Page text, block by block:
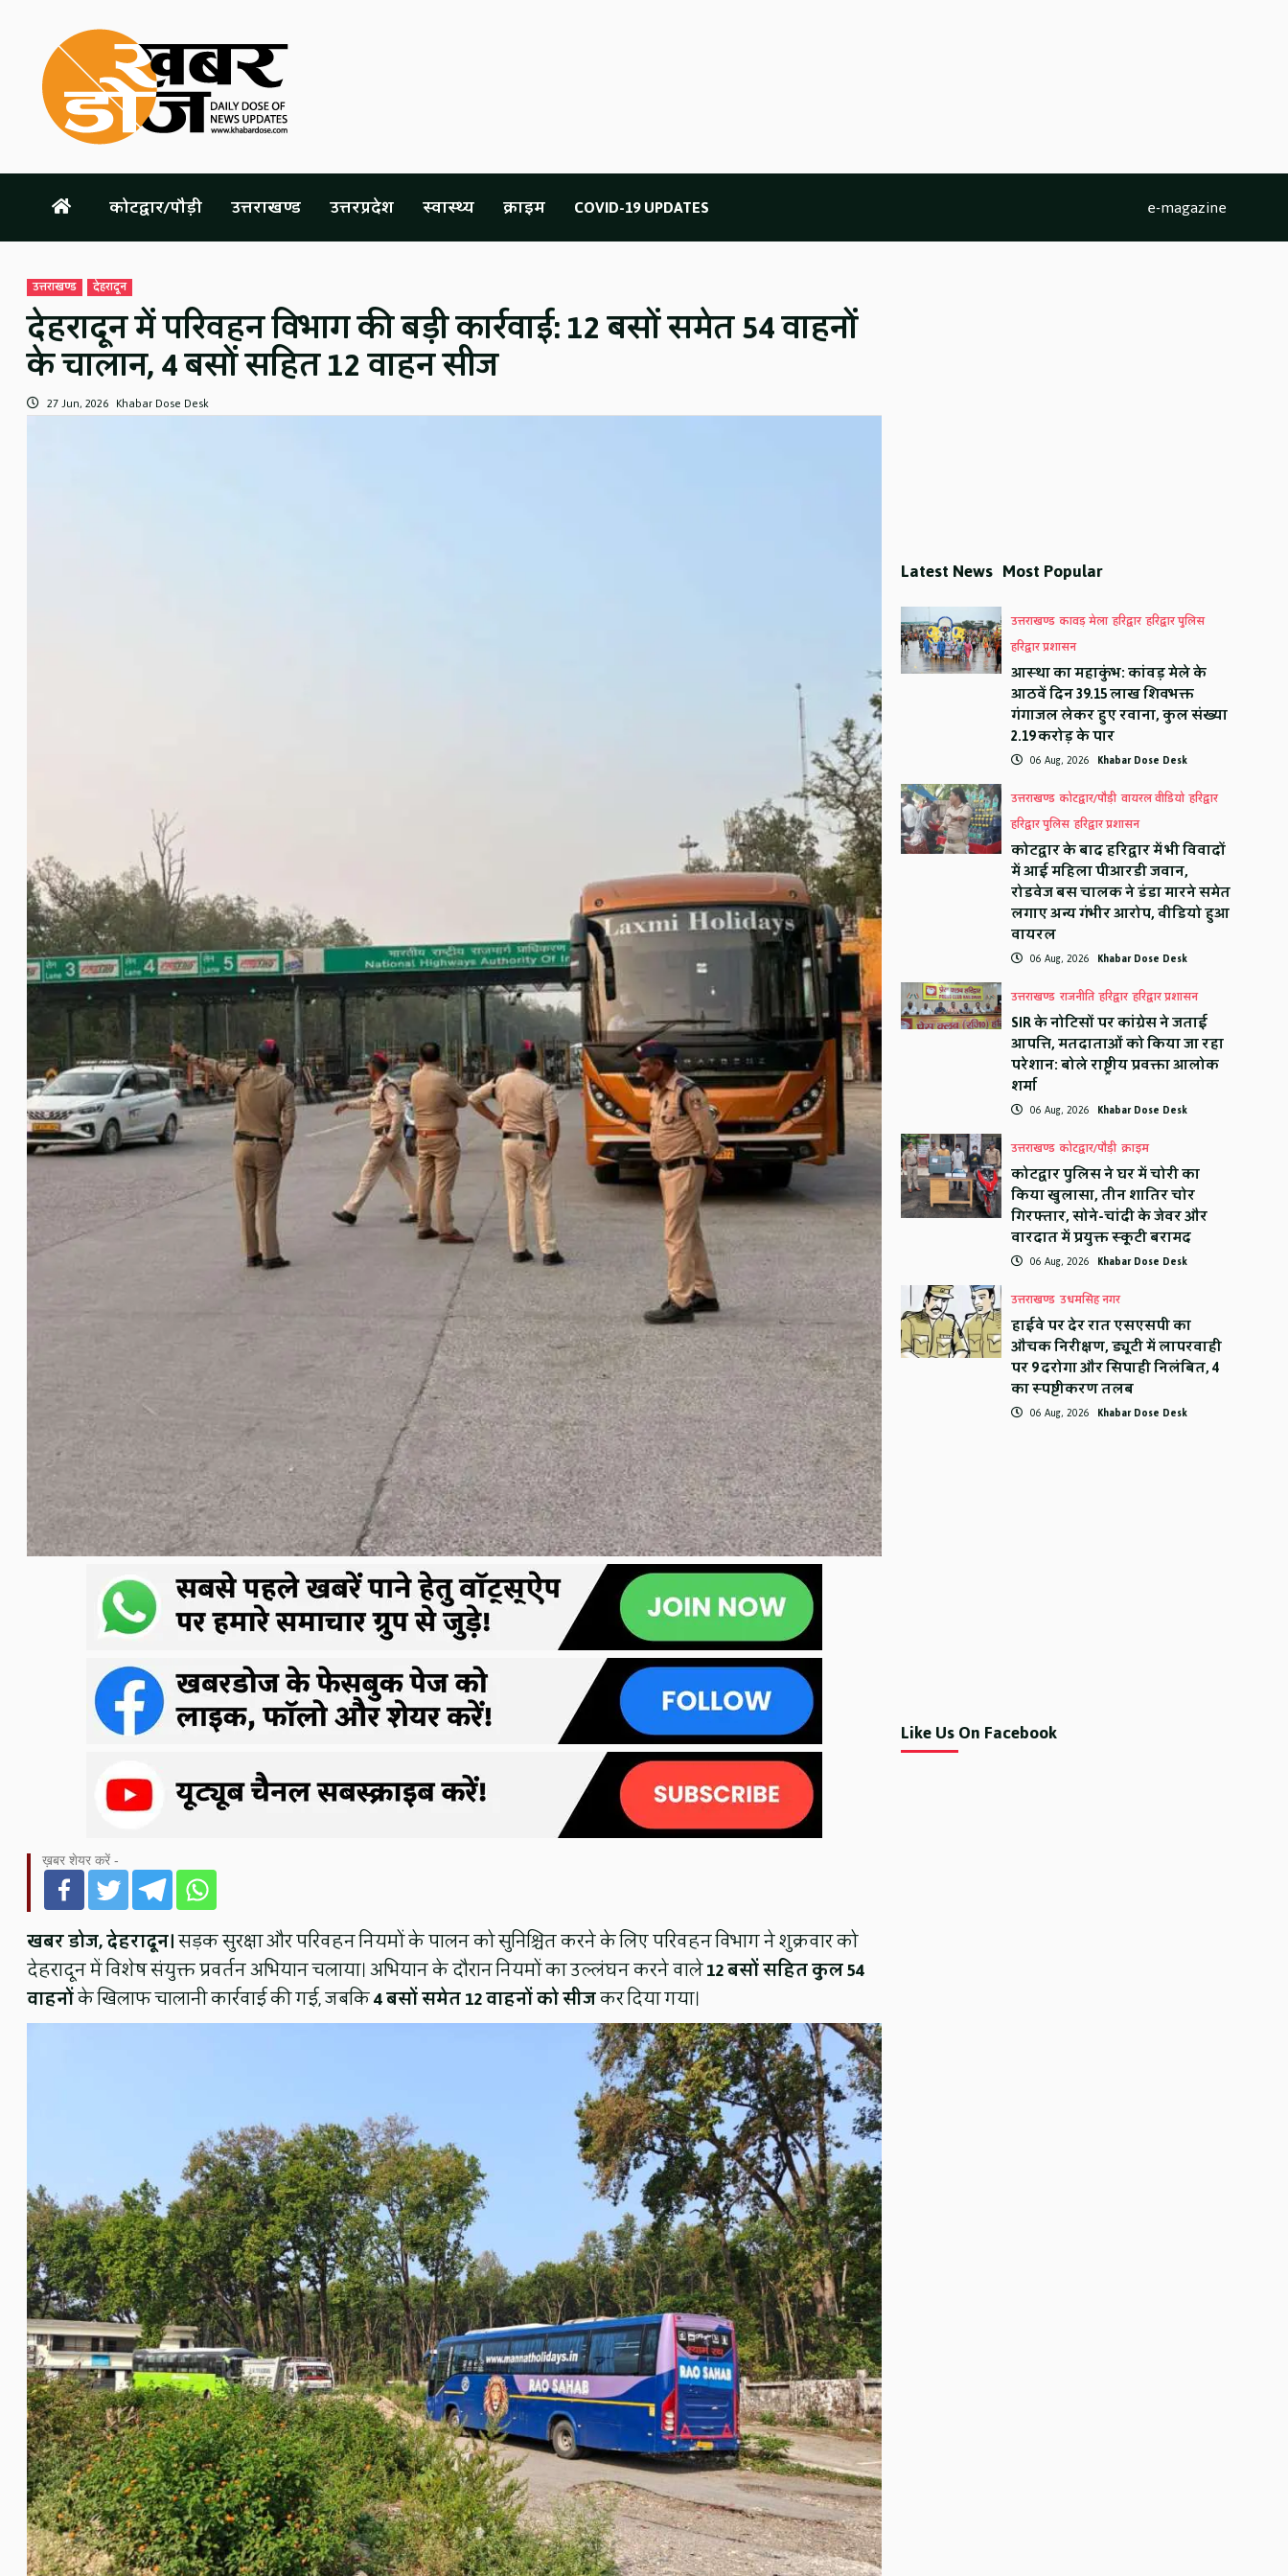
content
कोटद्वार/पौड़ी उत्तराखण्ड उत्तरप्रदेश स्वास्थ्य क्राइम COVID-19 UPDATES e-magazine
उत्तराखण्ड देहरादून
देहरादून में परिवहन विभाग की बड़ी कार्रवाई: 12 बसों समेत 54 वाहनों
के चालान, 4 बसों सहित 12 वाहन सीज
27 Jun, 2026 Khabar Dose Desk
ख़बर शेयर करें -
खबर डोज, देहरादून।सड़क सुरक्षा और परिवहन नियमों के पालन को सुनिश्चित करने के लिए परिवहन विभाग ने शुक्रवार को
देहरादून में विशेष संयुक्त प्रवर्तन अभियान चलाया। अभियान के दौरान नियमों का उल्लंघन करने वाले12 बसों सहित कुल 54
वाहनोंके खिलाफ चालानी कार्रवाई की गई, जबकि4 बसों समेत 12 वाहनों को सीजकर दिया गया।
Latest News Most Popular
उत्तराखण्ड कावड़ मेला हरिद्वार हरिद्वार पुलिस
हरिद्वार प्रशासन
आस्था का महाकुंभ: कांवड़ मेले के
आठवें दिन 39.15 लाख शिवभक्त
गंगाजल लेकर हुए रवाना, कुल संख्या
2.19 करोड़ के पार
06 Aug, 2026 Khabar Dose Desk
उत्तराखण्ड कोटद्वार/पौड़ी वायरल वीडियो हरिद्वार
हरिद्वार पुलिस हरिद्वार प्रशासन
कोटद्वार के बाद हरिद्वार में भी विवादों
में आई महिला पीआरडी जवान,
रोडवेज बस चालक ने डंडा मारने समेत
लगाए अन्य गंभीर आरोप, वीडियो हुआ
वायरल
06 Aug, 2026 Khabar Dose Desk
उत्तराखण्ड राजनीति हरिद्वार हरिद्वार प्रशासन
SIR के नोटिसों पर कांग्रेस ने जताई
आपत्ति, मतदाताओं को किया जा रहा
परेशान: बोले राष्ट्रीय प्रवक्ता आलोक
शर्मा
06 Aug, 2026 Khabar Dose Desk
उत्तराखण्ड कोटद्वार/पौड़ी क्राइम
कोटद्वार पुलिस ने घर में चोरी का
किया खुलासा, तीन शातिर चोर
गिरफ्तार, सोने-चांदी के जेवर और
वारदात में प्रयुक्त स्कूटी बरामद
06 Aug, 2026 Khabar Dose Desk
उत्तराखण्ड उधमसिंह नगर
हाईवे पर देर रात एसएसपी का
औचक निरीक्षण, ड्यूटी में लापरवाही
पर 9 दरोगा और सिपाही निलंबित, 4
का स्पष्टीकरण तलब
06 Aug, 2026 Khabar Dose Desk
Like Us On Facebook